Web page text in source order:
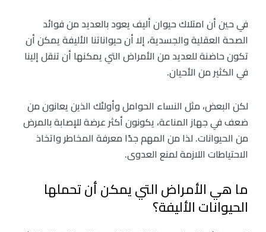
في حين أن امتلاك حيوان أليف يعود بالعديد من فوائد
الصحة العقلية والجسدية، إلا أن حيواناتنا الأليفة يمكن أن
تكون حاضنة للعديد من الأمراض التي يمكنها أن تنقل إلينا
في الكثير من الأحيان.
لكن البعض، مثل النساء الحوامل وأولئك الذين يعانون من
ضعف في جهاز المناعة، يكونون أكثر عرضة للإصابة بالمرض
من الحيوانات. لذا من المهم جدًا معرفة المخاطر واتخاذ
الاحتياطات اللازمة لمنع العدوى.
ما هي الأمراض التي يمكن أن تحملها
الحيوانات الأليفة؟